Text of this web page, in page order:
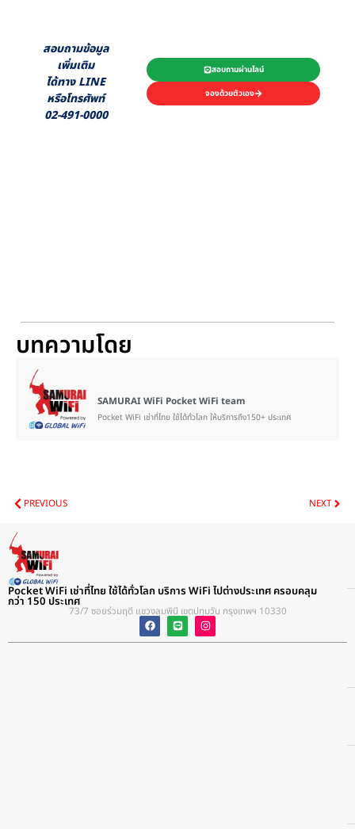
สอบถามข้อมูล
เพิ่มเติม
ได้ทาง LINE
หรือโทรศัพท์
02-491-0000
สอบถามผ่านไลน์
จองด้วยตัวเอง
บทความโดย
SAMURAI WiFi Pocket WiFi team
Pocket WiFi เช่าที่ไทย ใช้ได้ทั่วโลก ให้บริการถึง150+ ประเทศ
PrevPREVIOUS NEXTNext
Pocket WiFi เช่าที่ไทย ใช้ได้ทั่วโลก บริการ WiFi ไปต่างประเทศ ครอบคลุม
กว่า 150 ประเทศ
73/7 ซอยร่วมฤดี แขวงลุมพินี เขตปทุมวัน กรุงเทพฯ 10330​
F
a
c
L
i
n
I
n
s